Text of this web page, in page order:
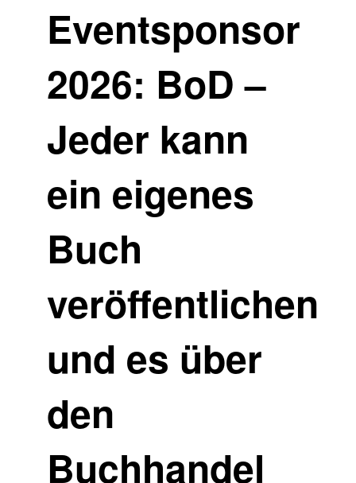
Eventsponsor
2026: BoD –
Jeder kann
ein eigenes
Buch
veröffentlichen
und es über
den
Buchhandel